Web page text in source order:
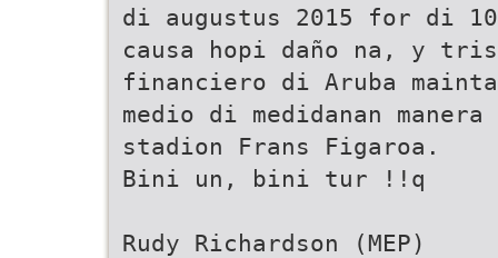
di augustus 2015 for di
causa hopi daño na, y
financiero di Aruba
medio di medidanan
stadion Frans Figaroa.
Bini un, bini tur !!q
Rudy Richardson (MEP)